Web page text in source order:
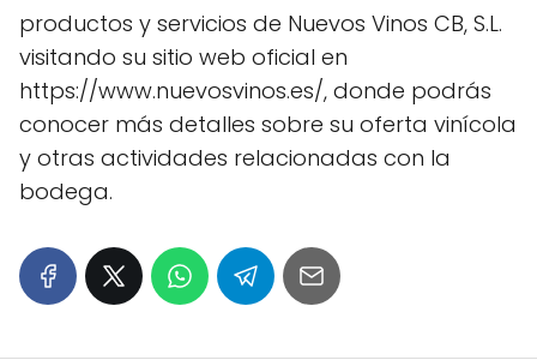
productos y servicios de Nuevos Vinos CB, S.L.
visitando su sitio web oficial en
https://www.nuevosvinos.es/, donde podrás
conocer más detalles sobre su oferta vinícola
y otras actividades relacionadas con la
bodega.